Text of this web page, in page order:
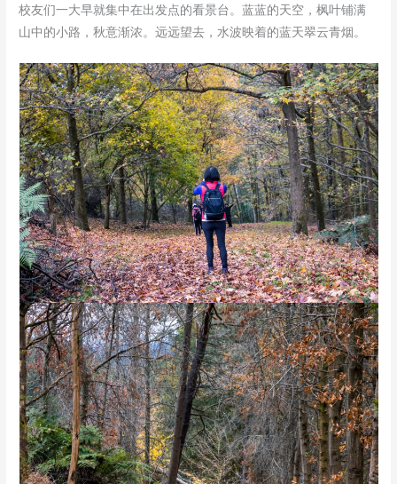
校友们一大早就集中在出发点的看景台。蓝蓝的天空，枫叶铺满
山中的小路，秋意渐浓。远远望去，水波映着的蓝天翠云青烟。